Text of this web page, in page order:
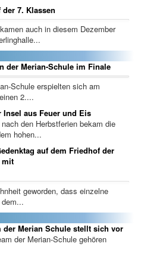
der 7. Klassen
auch in diesem Dezember
der Merian-Schule im Finale
Schule erspielten sich am
2....
Insel aus Feuer und Eis
den Herbstferien bekam die
hohen...
auf dem Friedhof der
mit
geworden, dass einzelne
der Merian Schule stellt sich vor
der Merian-Schule gehören